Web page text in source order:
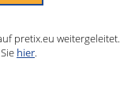
pretix.eu weitergeleitet.
hier.